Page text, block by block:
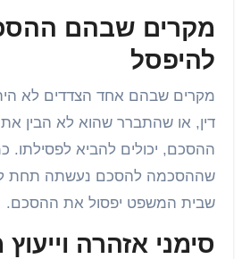
מקרים שבהם
להיפסל
מקרים שבהם אחד הצדדים לא היה
דין, או שהתברר שהוא לא הבין
ההסכם, יכולים להביא לפסילתו.
שההסכמה להסכם נעשתה תחת
שבית המשפט יפסול את ההסכם.
סימני אזהרה